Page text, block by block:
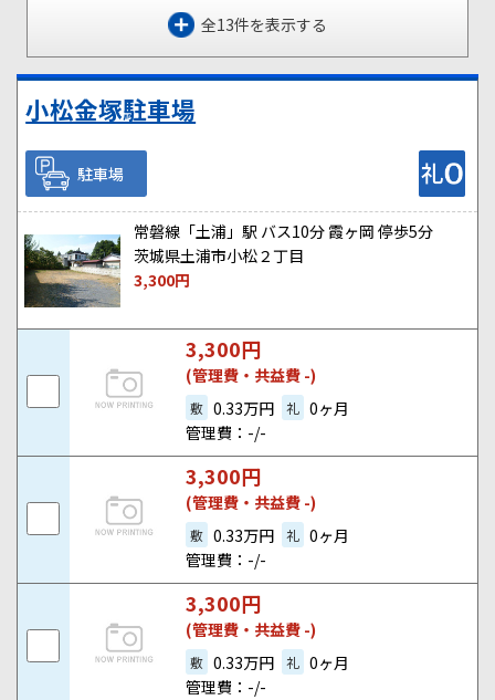
全13件を表示する
小松金塚駐車場
駐車場
常磐線「土浦」駅 バス10分 霞ヶ岡 停歩5分
茨城県土浦市小松２丁目
3,300円
3,300円
(管理費・共益費 -)
敷 0.33万円 礼 0ヶ月
管理費：-/-
3,300円
(管理費・共益費 -)
敷 0.33万円 礼 0ヶ月
管理費：-/-
3,300円
(管理費・共益費 -)
敷 0.33万円 礼 0ヶ月
管理費：-/-